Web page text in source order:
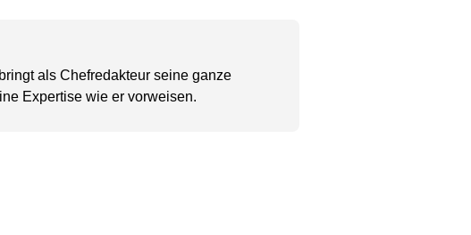
als Chefredakteur seine ganze
Expertise wie er vorweisen.